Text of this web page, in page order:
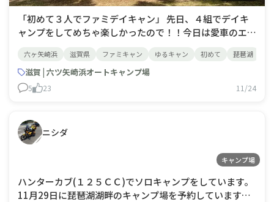
「初めて３人でファミデイキャン」 先日、４組でデイキ
ャンプをしてめちゃ楽しかったので！！今日は愛車のエブ
出しして、カーサイドタープを張ってコンロでBBQをす
るだけのゆるキャンプ🩷琵琶湖を見ながらのコーヒーは格
別でした☕️もちろ
六ヶ矢崎浜 滋賀県 ファミキャン ゆるキャン 初めて 琵琶湖
滋賀 | 六ツ矢崎浜オートキャンプ場
5 23 11/24
ニシダ
キャンプ場
ハンターカブ(１２５ＣＣ)でソロキャンプをしています。
11月29日に琵琶湖湖畔のキャンプ場を予約しています。